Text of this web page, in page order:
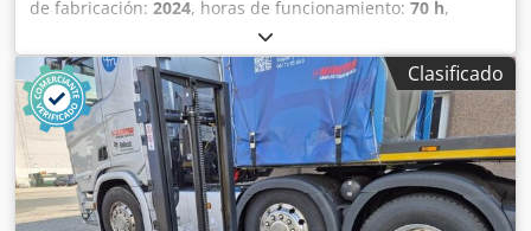
de fabricación: 2024, horas de funcionamiento: 70 h,
3,000 kg, altura de elevación:
mm, ascensor libre:1,475 mm, tipo de combustible:
eléctrico, tipo de mástil:triple
, altura de construcción:
2,145 mm , potencia:16 kW (21.75 CV) , anchura del
portahorquillas:1,116 mm , longitud de la horquilla:1,200
mm
, peso en vacío:4,850 kg, longitud total:2,520 mm,
tipo de accionamiento:Elektro, ancho de construcción:
1,244 mm, Apilador eléctrico de 4 ruedas Centro de
Clasificado